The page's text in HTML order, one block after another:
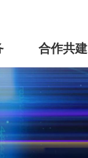
合作共建